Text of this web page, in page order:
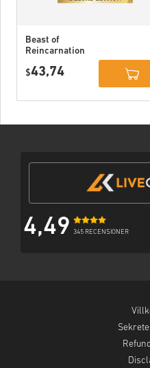
Beast of
Reincarnation
PC (STEAM)
$43,74
4,49 345 RECENSIONER